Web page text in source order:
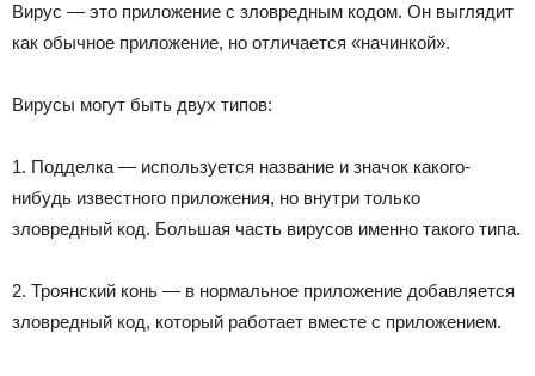
Вирус — это приложение с зловредным кодом. Он выглядит
как обычное приложение, но отличается «начинкой».
Вирусы могут быть двух типов:
1. Подделка — используется название и значок какого-
нибудь известного приложения, но внутри только
зловредный код. Большая часть вирусов именно такого типа.
2. Троянский конь — в нормальное приложение добавляется
зловредный код, который работает вместе с приложением.